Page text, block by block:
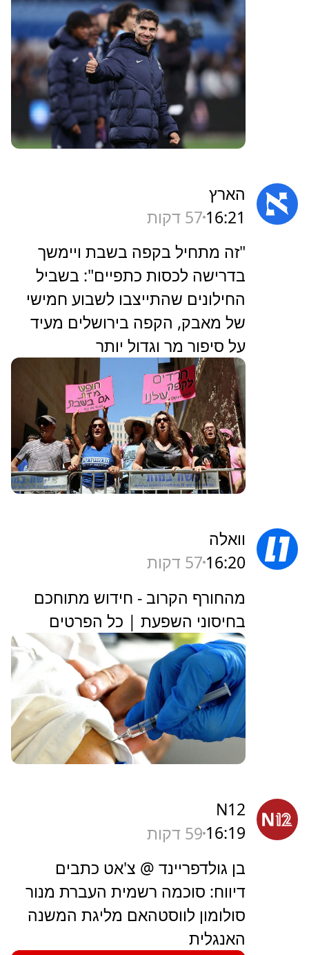
הארץ
16:21 57 דקות
‏"זה מתחיל בקפה בשבת ויימשך
בדרישה לכסות כתפיים": בשביל
החילונים שהתייצבו לשבוע חמישי
של מאבק, הקפה בירושלים מעיד
על סיפור מר וגדול יותר
וואלה
16:20 57 דקות
מהחורף הקרוב - חידוש מתוחכם
בחיסוני השפעת | כל הפרטים
N12
16:19 59 דקות
בן גולדפריינד @ צ'אט כתבים
דיווח: סוכמה רשמית העברת מנור
סולומון לווסטהאם מליגת המשנה
האנגלית